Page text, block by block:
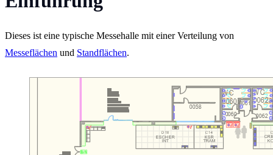
Dieses ist eine typische Messehalle mit einer Verteilung von
Messeflächen und Standflächen.